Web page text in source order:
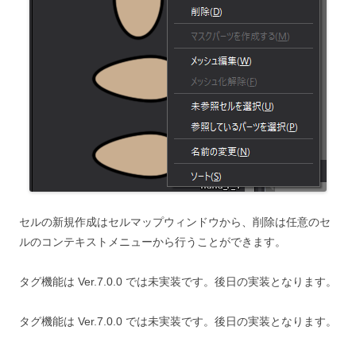
セルの新規作成はセルマップウィンドウから、削除は任意のセ
ルのコンテキストメニューから行うことができます。
タグ機能は Ver.7.0.0 では未実装です。後日の実装となります。
タグ機能は Ver.7.0.0 では未実装です。後日の実装となります。